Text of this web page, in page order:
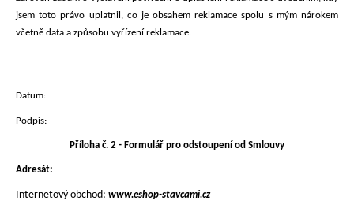
jsem toto právo uplatnil, co je obsahem reklamace spolu s mým nárokem
včetně data a způsobu vyřízení reklamace.
Datum:
Podpis:
Příloha č. 2 - Formulář pro odstoupení od Smlouvy
Adresát:
Internetový obchod: www.eshop-stavcami.cz